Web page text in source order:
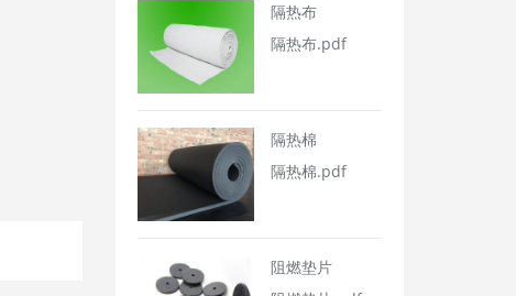
隔热布
隔热布.pdf
隔热棉
隔热棉.pdf
阻燃垫片